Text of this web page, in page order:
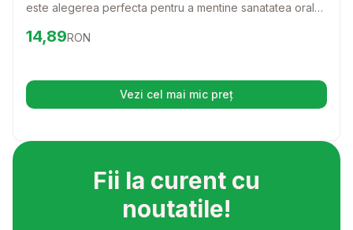
este alegerea perfecta pentru a mentine sanatatea orala
face ingrijirea dintilor o experienta placuta si usoara, atat
Preț:14.89
14,89RON
Vezi cel mai mic preț(se deschide într-o filă nouă)
Fii la curent cu
noutatile!